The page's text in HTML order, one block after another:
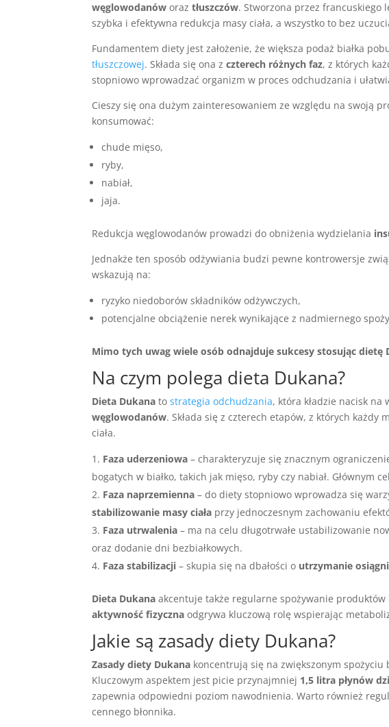
węglowodanów oraztłuszczów. Stworzona przez francuskiego
szybka i efektywna redukcja masy ciała, a wszystko to bez
Fundamentem diety jest założenie, że większa podaż białka
tłuszczowej. Składa się ona zczterech różnych faz, z których
stopniowo wprowadzać organizm w proces odchudzania i
Cieszy się ona dużym zainteresowaniem ze względu na swoją
konsumować:
chude mięso,
ryby,
nabiał,
jaja.
Redukcja węglowodanów prowadzi do obniżenia wydzielania
Jednakże ten sposób odżywiania budzi pewne kontrowersje
wskazują na:
ryzyko niedoborów składników odżywczych,
potencjalne obciążenie nerek wynikające z nadmiernego
Mimo tych uwag wiele osób odnajduje sukcesy stosując
Na czym polega dieta Dukana?
Dieta Dukana tostrategia odchudzania, która kładzie nacisk na
węglowodanów. Składa się z czterech etapów, z których każdy
ciała.
Faza uderzeniowa – charakteryzuje się znacznym
bogatych w białko, takich jak mięso, ryby czy nabiał. Głównym
Faza naprzemienna – do diety stopniowo wprowadza się
stabilizowanie masy ciała przy jednoczesnym zachowaniu
Faza utrwalenia – ma na celu długotrwałe ustabilizowanie
oraz dodanie dni bezbiałkowych.
Faza stabilizacji – skupia się na dbałości o utrzymanie
Dieta Dukana akcentuje także regularne spożywanie
aktywność fizyczna odgrywa kluczową rolę wspierając
Jakie są zasady diety Dukana?
Zasady diety Dukana koncentrują się na zwiększonym spożyciu
Kluczowym aspektem jest picie przynajmniej 1,5 litra płynów
zapewnia odpowiedni poziom nawodnienia. Warto również
cennego błonnika.